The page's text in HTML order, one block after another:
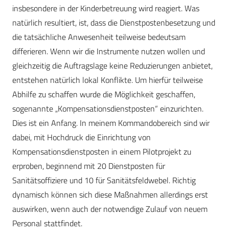
insbesondere in der Kinderbetreuung wird reagiert. Was
natürlich resultiert, ist, dass die Dienstpostenbesetzung und
die tatsächliche Anwesenheit teilweise bedeutsam
differieren. Wenn wir die Instrumente nutzen wollen und
gleichzeitig die Auftragslage keine Reduzierungen anbietet,
entstehen natürlich lokal Konflikte. Um hierfür teilweise
Abhilfe zu schaffen wurde die Möglichkeit geschaffen,
sogenannte „Kompensationsdienstposten“ einzurichten.
Dies ist ein Anfang. In meinem Kommandobereich sind wir
dabei, mit Hochdruck die Einrichtung von
Kompensationsdienstposten in einem Pilotprojekt zu
erproben, beginnend mit 20 Dienstposten für
Sanitätsoffiziere und 10 für Sanitätsfeldwebel. Richtig
dynamisch können sich diese Maßnahmen allerdings erst
auswirken, wenn auch der notwendige Zulauf von neuem
Personal stattfindet.